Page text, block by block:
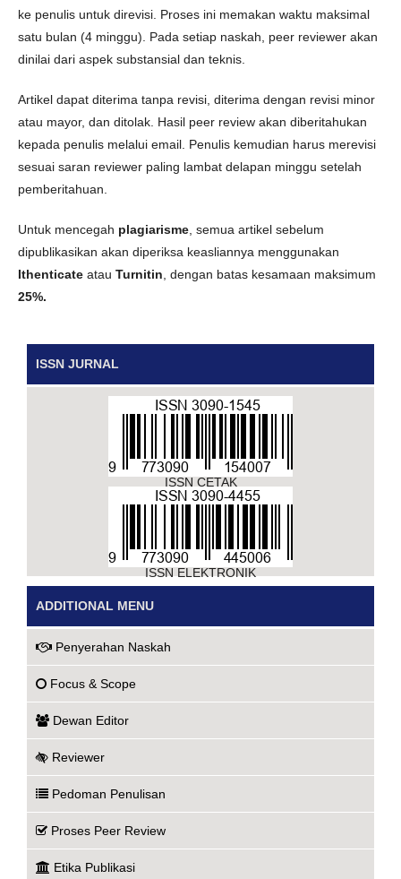
ke penulis untuk direvisi. Proses ini memakan waktu maksimal
satu bulan (4 minggu). Pada setiap naskah, peer reviewer akan
dinilai dari aspek substansial dan teknis.
Artikel dapat diterima tanpa revisi, diterima dengan revisi minor
atau mayor, dan ditolak. Hasil peer review akan diberitahukan
kepada penulis melalui email. Penulis kemudian harus merevisi
sesuai saran reviewer paling lambat delapan minggu setelah
pemberitahuan.
Untuk mencegah plagiarisme , semua artikel sebelum
dipublikasikan akan diperiksa keasliannya menggunakan
Ithenticate atau Turnitin , dengan batas kesamaan maksimum
25%.
ISSN JURNAL
ISSN CETAK
ISSN ELEKTRONIK
ADDITIONAL MENU
Penyerahan Naskah
Focus & Scope
Dewan Editor
Reviewer
Pedoman Penulisan
Proses Peer Review
Etika Publikasi